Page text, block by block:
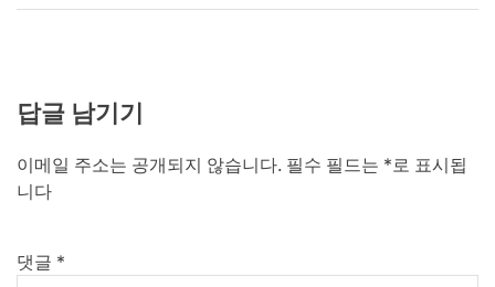
답글 남기기
이메일 주소는 공개되지 않습니다. 필수 필드는 *로 표시됩
니다
댓글 *